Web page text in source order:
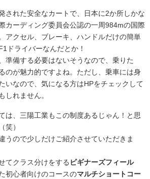
された安全なカートで、日本に2か所しかな
カーディング委員会公認の一周984mの国際
アクセル、ブレーキ、ハンドルだけの簡単
ドライバーなんだとか！
準備する必要はないそうなので、乗りた
のが魅力的ですよね。ただし、乗車には身
いなので、気になる方はHPをチェックして
しれません。
は、三陽工業もこの制度あるじゃん！と思
笑）
うので少しだけご紹介させていただきま
てクラス分けをする ビギナーズフィール
初心者向けのコースのマルチショートコー